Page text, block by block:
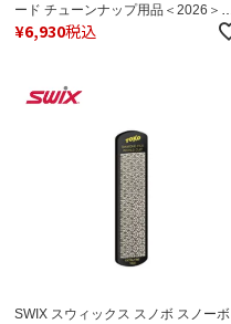
ード チューンナップ用品＜2026＞
TAA400-25 ﾀﾞｲﾔﾓﾝﾄﾞｽﾄｰﾝ
¥6,930税込
SWIX スウィックス スノボ スノーボ